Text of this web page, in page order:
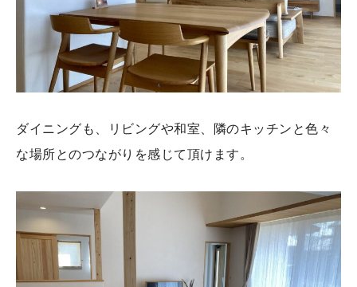
ダイニングも、リビングや和室、隣のキッチンと色々
な場所とのつながりを感じて頂けます。